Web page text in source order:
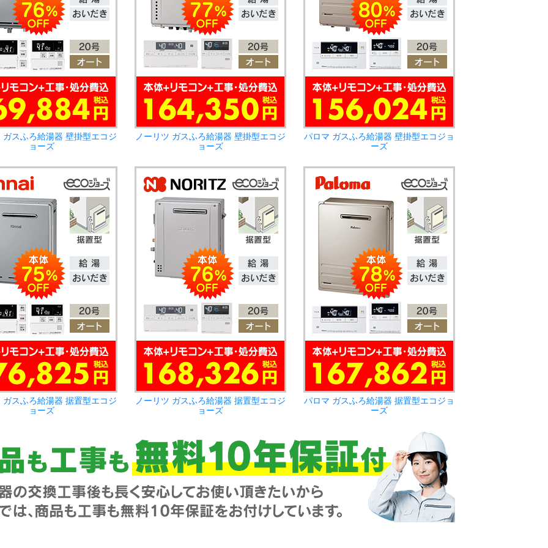
ガスふろ給湯器 壁掛型エコジ
ョーズ
ノーリツ ガスふろ給湯器 壁掛型エコジ
ョーズ
パロマ ガスふろ給湯器 壁掛型エコジョ
ーズ
ガスふろ給湯器 据置型エコジ
ョーズ
ノーリツ ガスふろ給湯器 据置型エコジ
ョーズ
パロマ ガスふろ給湯器 据置型エコジョ
ーズ